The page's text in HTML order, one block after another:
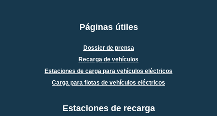
Páginas útiles
Dossier de prensa
Recarga de vehículos
Estaciones de carga para vehículos eléctricos
Carga para flotas de vehículos eléctricos
Estaciones de recarga